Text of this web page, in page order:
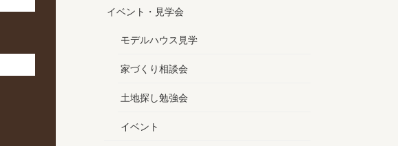
イベント・見学会
モデルハウス見学
家づくり相談会
土地探し勉強会
イベント